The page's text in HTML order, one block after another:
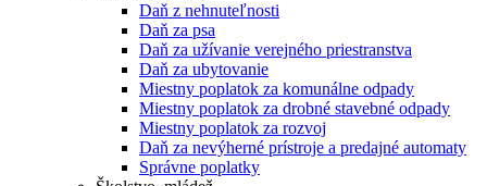
Daň z nehnuteľnosti
Daň za psa
Daň za užívanie verejného priestranstva
Daň za ubytovanie
Miestny poplatok za komunálne odpady
Miestny poplatok za drobné stavebné odpady
Miestny poplatok za rozvoj
Daň za nevýherné prístroje a predajné automaty
Správne poplatky